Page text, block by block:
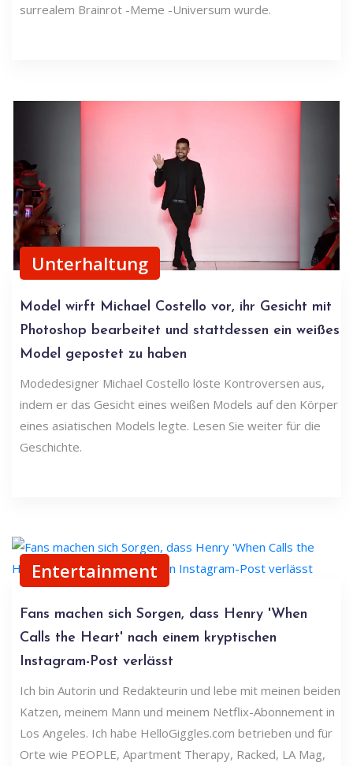
surrealem Brainrot -Meme -Universum wurde.
Unterhaltung
Model wirft Michael Costello vor, ihr Gesicht mit
Photoshop bearbeitet und stattdessen ein weißes
Model gepostet zu haben
Modedesigner Michael Costello löste Kontroversen aus,
indem er das Gesicht eines weißen Models auf den Körper
eines asiatischen Models legte. Lesen Sie weiter für die
Geschichte.
Entertainment
Fans machen sich Sorgen, dass Henry 'When
Calls the Heart' nach einem kryptischen
Instagram-Post verlässt
Ich bin Autorin und Redakteurin und lebe mit meinen beiden
Katzen, meinem Mann und meinem Netflix-Abonnement in
Los Angeles. Ich habe HelloGiggles.com betrieben und für
Orte wie PEOPLE, Apartment Therapy, Racked, LA Mag,